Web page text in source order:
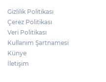
Gizlilik Politikası
Çerez Politikası
Veri Politikası
Kullanım Şartnamesi
Künye
İletişim